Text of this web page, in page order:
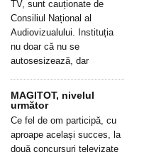
TV, sunt cauționate de
Consiliul Național al
Audiovizualului. Instituția
nu doar că nu se
autosesizează, dar
MAGITOT, nivelul
următor
Ce fel de om participă, cu
aproape același succes, la
două concursuri televizate